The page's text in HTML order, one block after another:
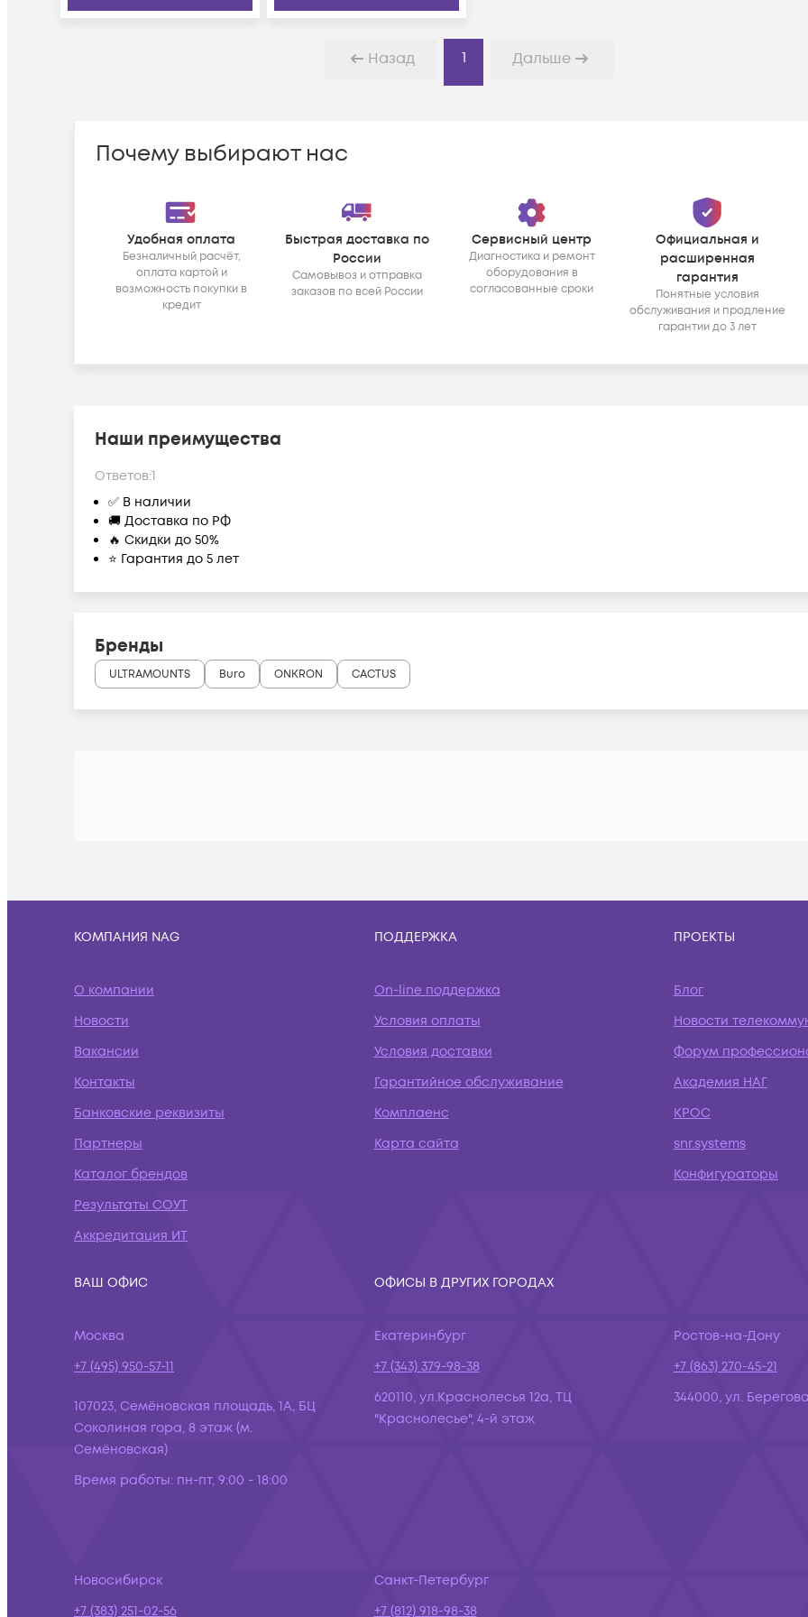
Назад 1 Дальше
Почему выбирают нас
Удобная оплата
Безналичный расчёт,
оплата картой и
возможность покупки в
кредит
Быстрая доставка по
России
Самовывоз и отправка
заказов по всей России
Сервисный центр
Диагностика и ремонт
оборудования в
согласованные сроки
Официальная и
расширенная
гарантия
Понятные условия
обслуживания и продление
гарантии до 3 лет
Наши преимущества
Ответов:1
✅ В наличии
🚚 Доставка по РФ
🔥 Скидки до 50%
⭐ Гарантия до 5 лет
Бренды
ULTRAMOUNTS Buro ONKRON CACTUS
КОМПАНИЯ NAG
О компании
Новости
Вакансии
Контакты
Банковские реквизиты
Партнеры
Каталог брендов
Результаты СОУТ
Аккредитация ИТ
ПОДДЕРЖКА
On-line поддержка
Условия оплаты
Условия доставки
Гарантийное обслуживание
Комплаенс
Карта сайта
ПРОЕКТЫ
Блог
Новости
Форум
Академия НАГ
КРОС
snr.systems
Конфигураторы
ВАШ ОФИС
Москва
+7 (495) 950-57-11
107023, Семёновская площадь, 1А, БЦ
Соколиная гора, 8 этаж (м.
Семёновская)
Время работы: пн-пт, 9:00 - 18:00
ОФИСЫ В ДРУГИХ ГОРОДАХ
Екатеринбург
+7 (343) 379-98-38
620110, ул.Краснолесья 12а, ТЦ
"Краснолесье", 4-й этаж
Ростов-на-Дону
+7 (863) 270-45-21
344000, ул.
Новосибирск
+7 (383) 251-02-56
Санкт-Петербург
+7 (812) 918-98-38